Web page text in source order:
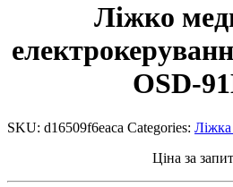
Ліжко
OSD-
SKU: d16509f6eaca Categories: Ліжка
Ціна за